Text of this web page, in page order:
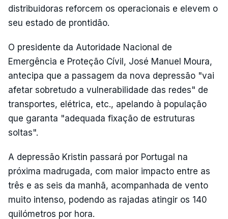
distribuidoras reforcem os operacionais e elevem o
seu estado de prontidão.
O presidente da Autoridade Nacional de
Emergência e Proteção Cívil, José Manuel Moura,
antecipa que a passagem da nova depressão "vai
afetar sobretudo a vulnerabilidade das redes" de
transportes, elétrica, etc., apelando à população
que garanta "adequada fixação de estruturas
soltas".
A depressão Kristin passará por Portugal na
próxima madrugada, com maior impacto entre as
três e as seis da manhã, acompanhada de vento
muito intenso, podendo as rajadas atingir os 140
quilómetros por hora.